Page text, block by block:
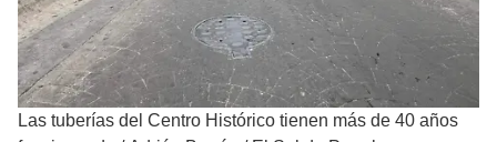
Las tuberías del Centro Histórico tienen más de 40 años